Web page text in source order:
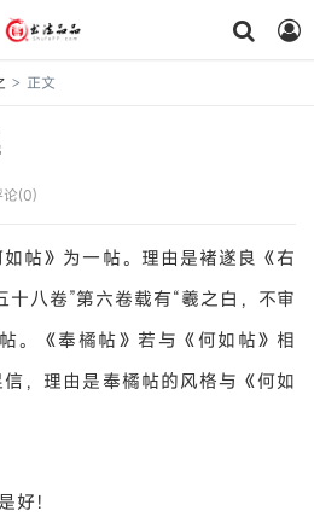
> 正文
论(0)
帖》为一帖。理由是褚遂良《右
十八卷”第六卷载有“羲之白，不审
。《奉橘帖》若与《何如帖》相
，理由是奉橘帖的风格与《何如
好！